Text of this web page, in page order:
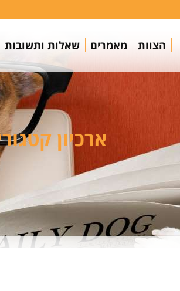
הצוות מאמרים שאלות ותשובות
ארכיון